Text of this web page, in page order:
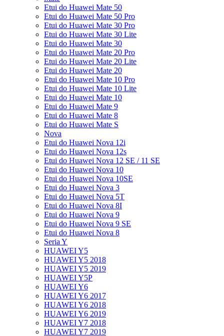
Etui do Huawei Mate 50
Etui do Huawei Mate 50 Pro
Etui do Huawei Mate 30 Pro
Etui do Huawei Mate 30 Lite
Etui do Huawei Mate 30
Etui do Huawei Mate 20 Pro
Etui do Huawei Mate 20 Lite
Etui do Huawei Mate 20
Etui do Huawei Mate 10 Pro
Etui do Huawei Mate 10 Lite
Etui do Huawei Mate 10
Etui do Huawei Mate 9
Etui do Huawei Mate 8
Etui do Huawei Mate S
Nova
Etui do Huawei Nova 12i
Etui do Huawei Nova 12s
Etui do Huawei Nova 12 SE / 11 SE
Etui do Huawei Nova 10
Etui do Huawei Nova 10SE
Etui do Huawei Nova 3
Etui do Huawei Nova 5T
Etui do Huawei Nova 8I
Etui do Huawei Nova 9
Etui do Huawei Nova 9 SE
Etui do Huawei Nova 8
Seria Y
HUAWEI Y5
HUAWEI Y5 2018
HUAWEI Y5 2019
HUAWEI Y5P
HUAWEI Y6
HUAWEI Y6 2017
HUAWEI Y6 2018
HUAWEI Y6 2019
HUAWEI Y7 2018
HUAWEI Y7 2019